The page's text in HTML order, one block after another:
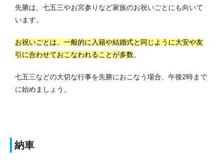
先勝は、七五三やお宮参りなど家族のお祝いごとにも向いて
います。
お祝いごとは、一般的に入籍や結婚式と同じように大安や友
引に合わせておこなわれることが多数。
七五三などの大切な行事を先勝におこなう場合、午後2時まで
に始めましょう。
納車